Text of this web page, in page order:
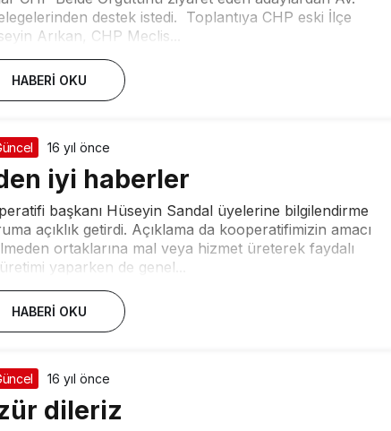
destek istedi. Toplantıya CHP eski İlçe
Arıkan, CHP Meclis...
HABERI OKU
16 yıl önce
iyi haberler
başkanı Hüseyin Sandal üyelerine bilgilendirme
açıklık getirdi. Açıklama da kooperatifimizin amacı
ortaklarına mal veya hizmet üreterek faydalı
yaparken de genel...
HABERI OKU
16 yıl önce
dileriz